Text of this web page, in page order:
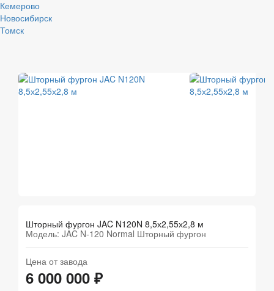
Кемерово
Новосибирск
Томск
Шторный фургон JAC N120N 8,5х2,55х2,8 м
Модель: JAC N-120 Normal Шторный фургон
Цена от завода
6 000 000 ₽